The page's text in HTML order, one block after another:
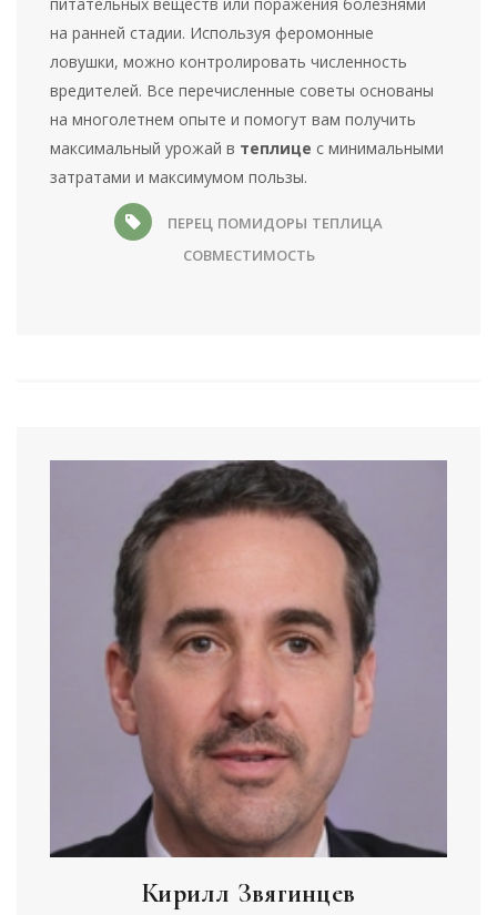
на ранней стадии. Используя феромонные
ловушки, можно контролировать численность
вредителей. Все перечисленные советы основаны
на многолетнем опыте и помогут вам получить
максимальный урожай в теплице с минимальными
затратами и максимумом пользы.
ПЕРЕЦ ПОМИДОРЫ ТЕПЛИЦА
СОВМЕСТИМОСТЬ
Кирилл Звягинцев